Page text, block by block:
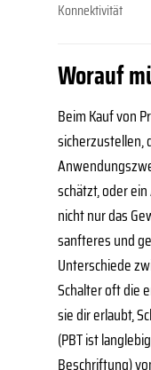
Konnektivität
Worauf
Beim Kauf von
sicherzustellen,
schätzt, oder
nicht nur das
sanfteres und
Unterschiede
Schalter oft die
sie dir erlaubt,
(PBT ist